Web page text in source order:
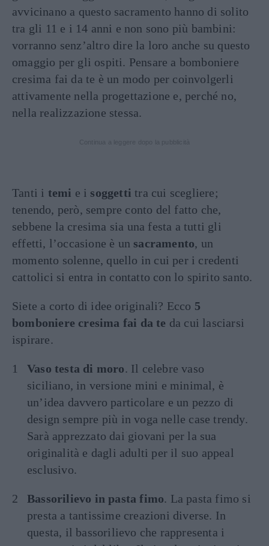
avvicinano a questo sacramento hanno di solito
tra gli 11 e i 14 anni e non sono più bambini:
vorranno senz’altro dire la loro anche su questo
omaggio per gli ospiti. Pensare a bomboniere
cresima fai da te è un modo per coinvolgerli
attivamente nella progettazione e, perché no,
nella realizzazione stessa.
Tanti i temi e i soggetti tra cui scegliere;
tenendo, però, sempre conto del fatto che,
sebbene la cresima sia una festa a tutti gli
effetti, l’occasione è un sacramento, un
momento solenne, quello in cui per i credenti
cattolici si entra in contatto con lo spirito santo.
Siete a corto di idee originali? Ecco 5
bomboniere cresima fai da te da cui lasciarsi
ispirare.
Vaso testa di moro. Il celebre vaso
siciliano, in versione mini e minimal, è
un’idea davvero particolare e un pezzo di
design sempre più in voga nelle case trendy.
Sarà apprezzato dai giovani per la sua
originalità e dagli adulti per il suo appeal
esclusivo.
Bassorilievo in pasta fimo. La pasta fimo si
presta a tantissime creazioni diverse. In
questa, il bassorilievo che rappresenta i